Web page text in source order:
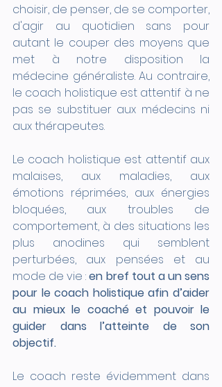
choisir, de penser, de se comporter,
d'agir au quotidien sans pour
autant le couper des moyens que
met à notre disposition la
médecine généraliste. Au contraire,
le coach holistique est attentif à ne
pas se substituer aux médecins ni
aux thérapeutes.
Le coach holistique est attentif aux
malaises, aux maladies, aux
émotions réprimées, aux énergies
bloquées, aux troubles de
comportement, à des situations les
plus anodines qui semblent
perturbées, aux pensées et au
mode de vie : en bref tout a un sens
pour le coach holistique afin d’aider
au mieux le coaché et pouvoir le
guider dans l’atteinte de son
objectif.
Le coach reste évidemment dans